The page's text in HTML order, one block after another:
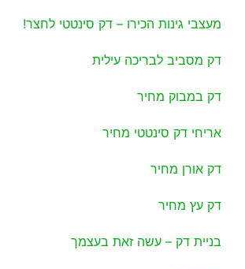
מעצבי גינות הכירו – דק סינטטי לחצר!
דק מסביב לבריכה עילית
דק במבוק מחיר
אריחי דק סינטטי מחיר
דק אורן מחיר
דק עץ מחיר
בניית דק – עשה זאת בעצמך